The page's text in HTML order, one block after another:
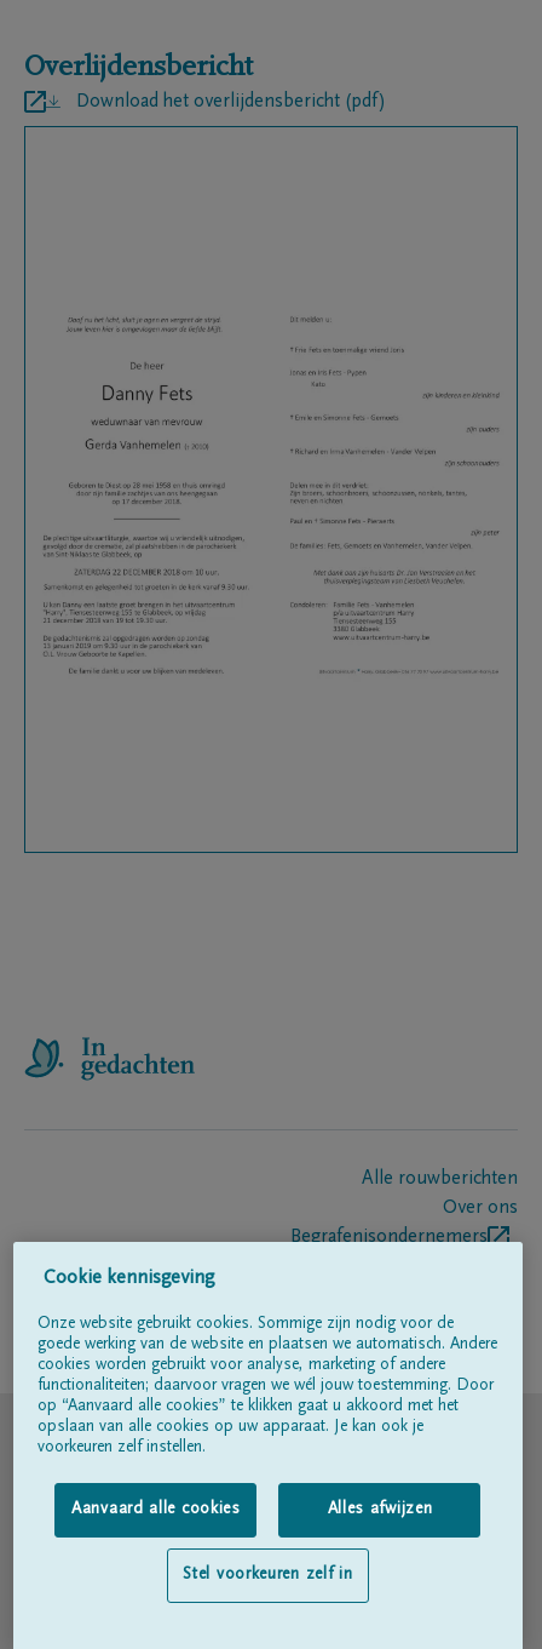
Overlijdensbericht
Download het overlijdensbericht (pdf)
Alle rouwberichten
Over ons
Begrafenisondernemers
Volg ons op
© DELA
Gebruiksvoorwaarden
Privacyverklaring
Toegankelijkheidsverklaring
Cookie kennisgeving
Onze website gebruikt cookies. Sommige zijn nodig voor de
goede werking van de website en plaatsen we automatisch. Andere
cookies worden gebruikt voor analyse, marketing of andere
functionaliteiten; daarvoor vragen we wél jouw toestemming. Door
op “Aanvaard alle cookies” te klikken gaat u akkoord met het
opslaan van alle cookies op uw apparaat. Je kan ook je
voorkeuren zelf instellen.
Aanvaard alle cookies Alles afwijzen
Stel voorkeuren zelf in